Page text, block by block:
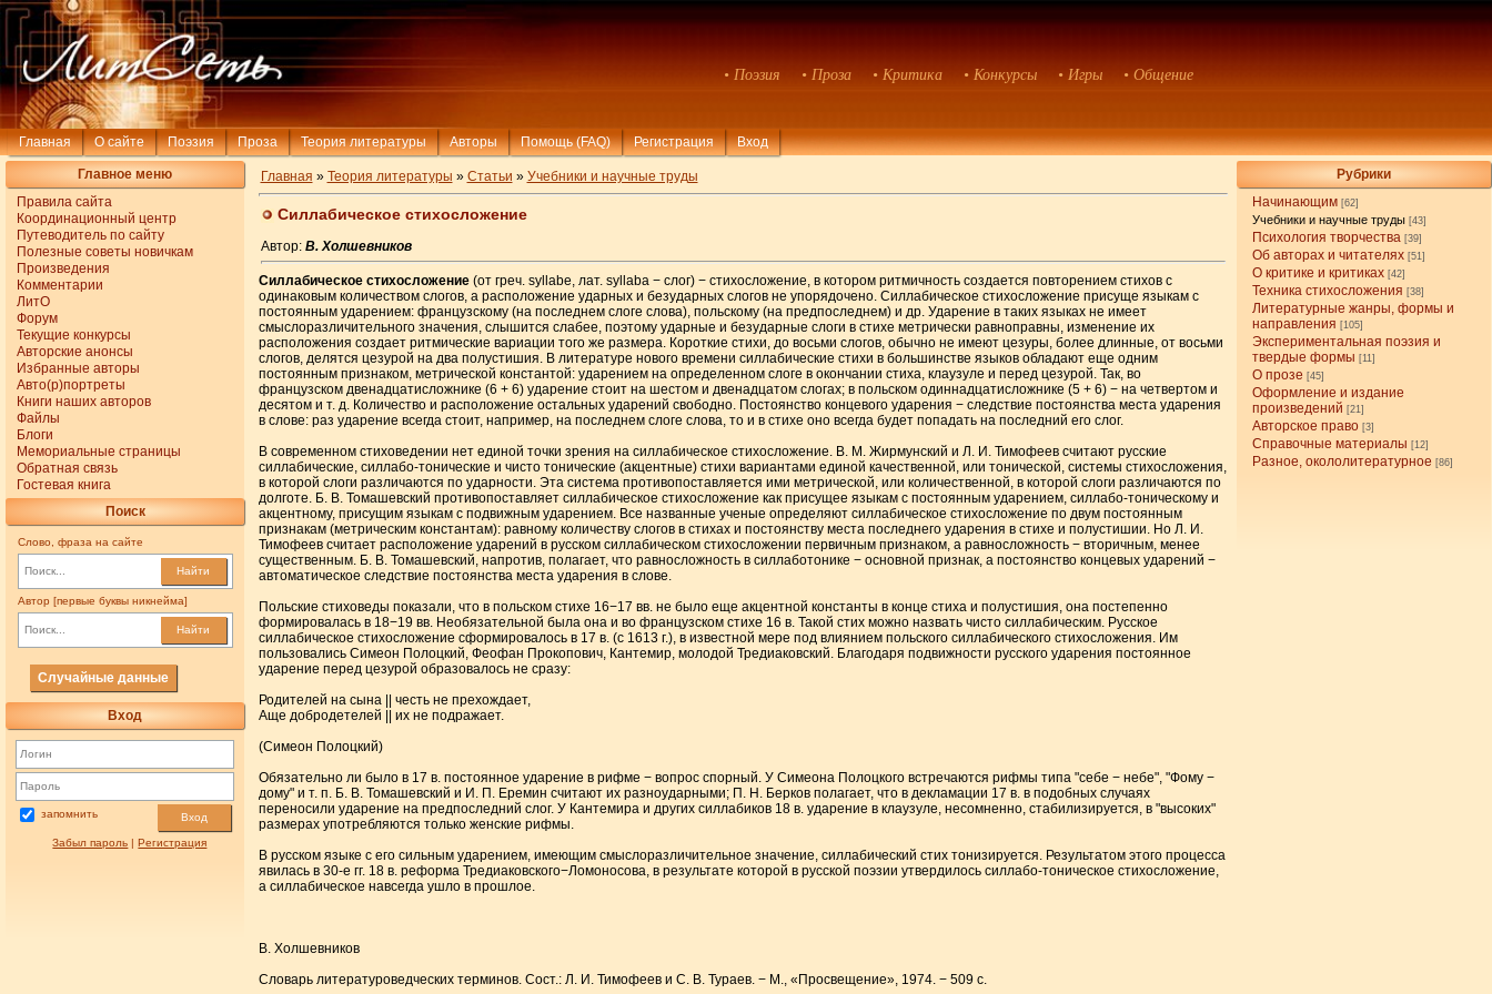
• Поэзия • Проза • Критика • Конкурсы • Игры • Общение
Главная О сайте Поэзия Проза Теория литературы Авторы Помощь (FAQ) Регистрация Вход
Главное меню
Правила сайта
Координационный центр
Путеводитель по сайту
Полезные советы новичкам
Произведения
Комментарии
ЛитО
Форум
Текущие конкурсы
Авторские анонсы
Избранные авторы
Авто(р)портреты
Книги наших авторов
Файлы
Блоги
Мемориальные страницы
Обратная связь
Гостевая книга
Поиск
Слово, фраза на сайте
Найти
Автор [первые буквы никнейма]
Найти
Случайные данные
Вход
запомнить Вход
Забыл пароль |Регистрация
Рубрики
Начинающим [62]
Учебники и научные труды [43]
Психология творчества [39]
Об авторах и читателях [51]
О критике и критиках [42]
Техника стихосложения [38]
Литературные жанры, формы и
направления [105]
Экспериментальная поэзия и
твердые формы [11]
О прозе [45]
Оформление и издание
произведений [21]
Авторское право [3]
Справочные материалы [12]
Разное, окололитературное [86]
Главная » Теория литературы » Статьи » Учебники и научные труды
Силлабическое стихосложение
Автор: В. Холшевников
Силлабическое стихосложение(от греч. syllabe, лат. syllaba − слог) − стихосложение, в котором ритмичность создается повторением стихов с
одинаковым количеством слогов, а расположение ударных и безударных слогов не упорядочено. Силлабическое стихосложение присуще языкам с
постоянным ударением: французскому (на последнем слоге слова), польскому (на предпоследнем) и др. Ударение в таких языках не имеет
смыслоразличительного значения, слышится слабее, поэтому ударные и безударные слоги в стихе метрически равноправны, изменение их
расположения создает ритмические вариации того же размера. Короткие стихи, до восьми слогов, обычно не имеют цезуры, более длинные, от восьми
слогов, делятся цезурой на два полустишия. В литературе нового времени силлабические стихи в большинстве языков обладают еще одним
постоянным признаком, метрической константой: ударением на определенном слоге в окончании стиха, клаузуле и перед цезурой. Так, во
французском двенадцатисложнике (6 + 6) ударение стоит на шестом и двенадцатом слогах; в польском одиннадцатисложнике (5 + 6) − на четвертом и
десятом и т. д. Количество и расположение остальных ударений свободно. Постоянство концевого ударения − следствие постоянства места ударения
в слове: раз ударение всегда стоит, например, на последнем слоге слова, то и в стихе оно всегда будет попадать на последний его слог.
В современном стиховедении нет единой точки зрения на силлабическое стихосложение. В. М. Жирмунский и Л. И. Тимофеев считают русские
силлабические, силлабо-тонические и чисто тонические (акцентные) стихи вариантами единой качественной, или тонической, системы стихосложения,
в которой слоги различаются по ударности. Эта система противопоставляется ими метрической, или количественной, в которой слоги различаются по
долготе. Б. В. Томашевский противопоставляет силлабическое стихосложение как присущее языкам с постоянным ударением, силлабо-тоническому и
акцентному, присущим языкам с подвижным ударением. Все названные ученые определяют силлабическое стихосложение по двум постоянным
признакам (метрическим константам): равному количеству слогов в стихах и постоянству места последнего ударения в стихе и полустишии. Но Л. И.
Тимофеев считает расположение ударений в русском силлабическом стихосложении первичным признаком, а равносложность − вторичным, менее
существенным. Б. В. Томашевский, напротив, полагает, что равносложность в силлаботонике − основной признак, а постоянство концевых ударений −
автоматическое следствие постоянства места ударения в слове.
Польские стиховеды показали, что в польском стихе 16−17 вв. не было еще акцентной константы в конце стиха и полустишия, она постепенно
формировалась в 18−19 вв. Необязательной была она и во французском стихе 16 в. Такой стих можно назвать чисто силлабическим. Русское
силлабическое стихосложение сформировалось в 17 в. (с 1613 г.), в известной мере под влиянием польского силлабического стихосложения. Им
пользовались Симеон Полоцкий, Феофан Прокопович, Кантемир, молодой Тредиаковский. Благодаря подвижности русского ударения постоянное
ударение перед цезурой образовалось не сразу:
Родителей на сына || честь не прехождает,
Аще добродетелей || их не подражает.
(Симеон Полоцкий)
Обязательно ли было в 17 в. постоянное ударение в рифме − вопрос спорный. У Симеона Полоцкого встречаются рифмы типа "себе − небе", "Фому −
дому" и т. п. Б. В. Томашевский и И. П. Еремин считают их разноударными; П. Н. Берков полагает, что в декламации 17 в. в подобных случаях
переносили ударение на предпоследний слог. У Кантемира и других силлабиков 18 в. ударение в клаузуле, несомненно, стабилизируется, в "высоких"
размерах употребляются только женские рифмы.
В русском языке с его сильным ударением, имеющим смыслоразличительное значение, силлабический стих тонизируется. Результатом этого процесса
явилась в 30-е гг. 18 в. реформа Тредиаковского−Ломоносова, в результате которой в русской поэзии утвердилось силлабо-тоническое стихосложение,
а силлабическое навсегда ушло в прошлое.
В. Холшевников
Словарь литературоведческих терминов. Сост.: Л. И. Тимофеев и С. В. Тураев. − М., «Просвещение», 1974. − 509 с.